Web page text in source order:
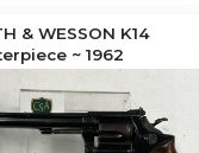
& WESSON K14
~ 1962